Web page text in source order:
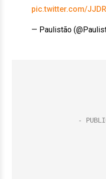
pic.twitter.com/
— Paulistão